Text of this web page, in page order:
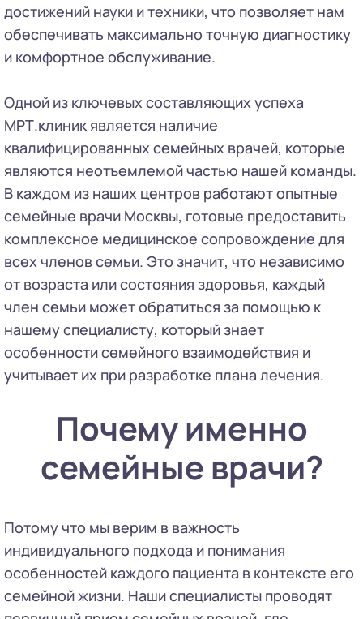
достижений науки и техники, что позволяет нам
обеспечивать максимально точную диагностику
и комфортное обслуживание.
Одной из ключевых составляющих успеха
МРТ.клиник является наличие
квалифицированных семейных врачей, которые
являются неотъемлемой частью нашей команды.
В каждом из наших центров работают опытные
семейные врачи Москвы, готовые предоставить
комплексное медицинское сопровождение для
всех членов семьи. Это значит, что независимо
от возраста или состояния здоровья, каждый
член семьи может обратиться за помощью к
нашему специалисту, который знает
особенности семейного взаимодействия и
учитывает их при разработке плана лечения.
Почему именно
семейные врачи?
Потому что мы верим в важность
индивидуального подхода и понимания
особенностей каждого пациента в контексте его
семейной жизни. Наши специалисты проводят